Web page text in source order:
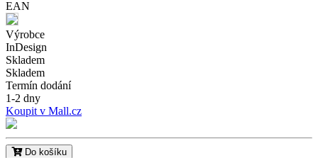
EAN
Výrobce
InDesign
Skladem
Skladem
Termín dodání
1-2 dny
Koupit v Mall.cz
Do košíku